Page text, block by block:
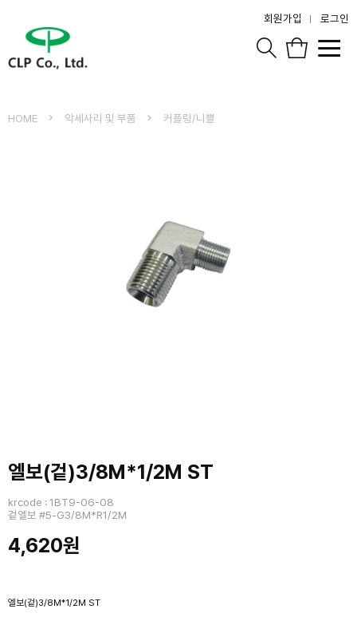
회원가입 로그인
HOME 악세사리 및 부품 커플링/니쁠
엘보(겉)3/8M*1/2M ST
krcode : 1BT9-06-08
겉엘보 #5-G3/8M*R1/2M
4,620원
엘보(겉)3/8M*1/2M ST